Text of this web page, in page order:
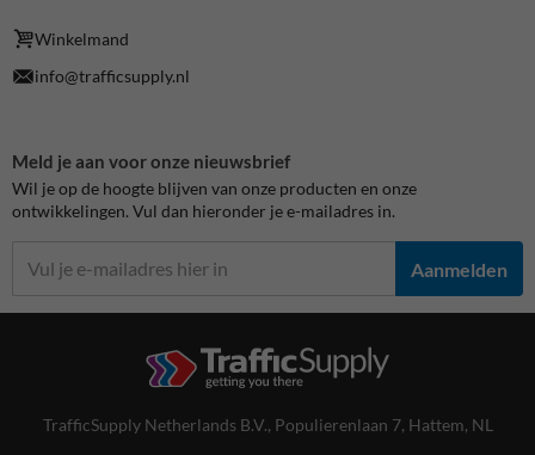
Winkelmand
info@trafficsupply.nl
Meld je aan voor onze nieuwsbrief
Wil je op de hoogte blijven van onze producten en onze
ontwikkelingen. Vul dan hieronder je e-mailadres in.
Aanmelden
TrafficSupply Netherlands B.V., Populierenlaan 7, Hattem, NL